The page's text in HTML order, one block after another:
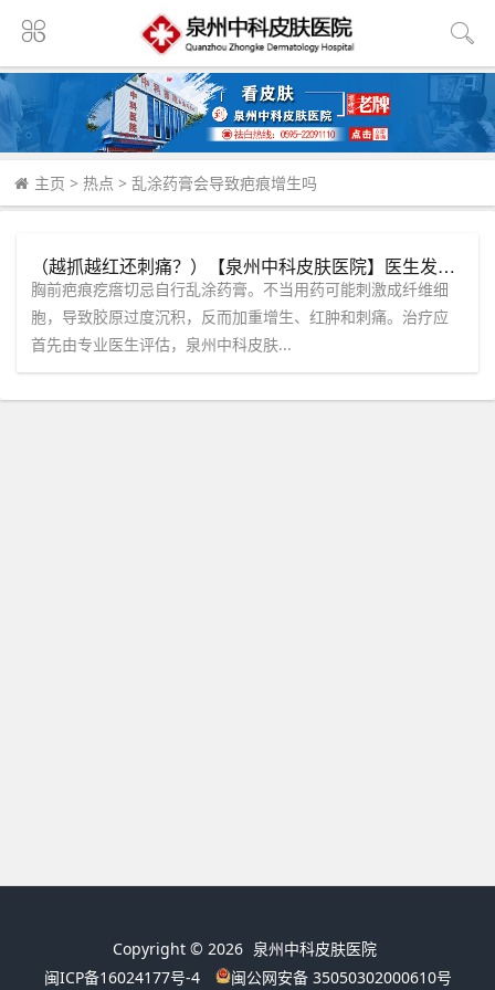
主页 > 热点 > 乱涂药膏会导致疤痕增生吗
（越抓越红还刺痛？）【泉州中科皮肤医院】医生发声：胸前疤痕疙瘩乱涂药膏只会加重增生！
胸前疤痕疙瘩切忌自行乱涂药膏。不当用药可能刺激成纤维细
胞，导致胶原过度沉积，反而加重增生、红肿和刺痛。治疗应
首先由专业医生评估，泉州中科皮肤...
Copyright © 2026 泉州中科皮肤医院
闽ICP备16024177号-4
闽公网安备 35050302000610号